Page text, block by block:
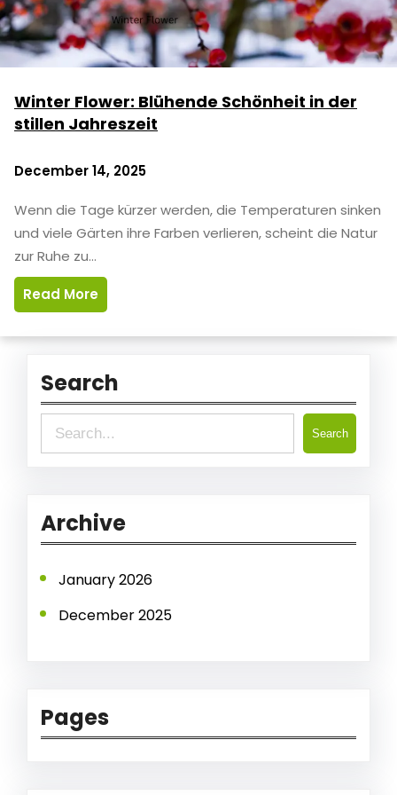
Winter Flower: Blühende Schönheit in der
stillen Jahreszeit
December 14, 2025
Wenn die Tage kürzer werden, die Temperaturen sinken
und viele Gärten ihre Farben verlieren, scheint die Natur
zur Ruhe zu…
Read More
Search
e
c
Search
Archive
January 2026
December 2025
Pages